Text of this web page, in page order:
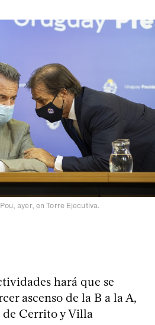
ayer, en Torre Ejecutiva.
hará que se
ascenso de la B a la A,
de Cerrito y Villa